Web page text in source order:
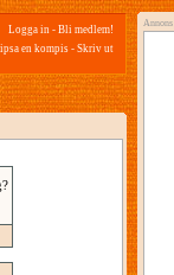
Logga in - Bli medlem!
en kompis - Skriv ut
Annons